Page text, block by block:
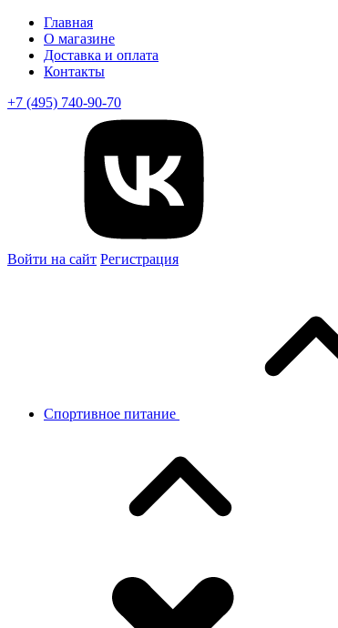
Главная
О магазине
Доставка и оплата
Контакты
+7 (495) 740-90-70
Войти на сайт Регистрация
Спортивное питание